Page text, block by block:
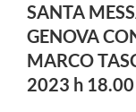
SANTA
GENOVA
MARCO
2023 h 18.00